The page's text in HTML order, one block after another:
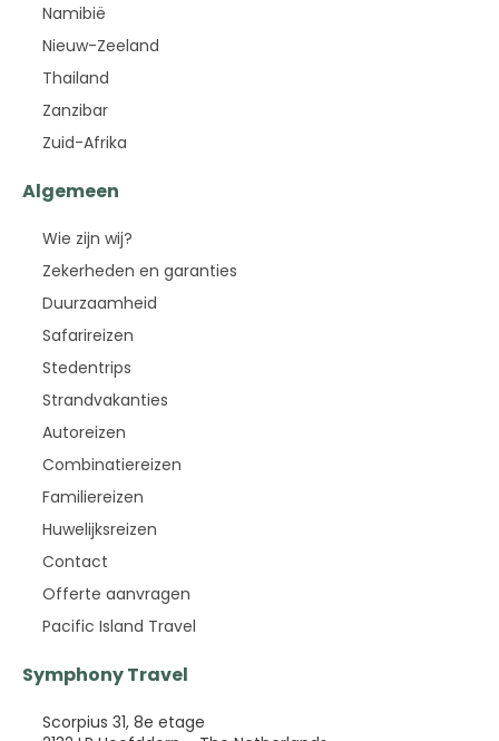
Namibië
Nieuw-Zeeland
Thailand
Zanzibar
Zuid-Afrika
Algemeen
Wie zijn wij?
Zekerheden en garanties
Duurzaamheid
Safarireizen
Stedentrips
Strandvakanties
Autoreizen
Combinatiereizen
Familiereizen
Huwelijksreizen
Contact
Offerte aanvragen
Pacific Island Travel
Symphony Travel
Scorpius 31, 8e etage